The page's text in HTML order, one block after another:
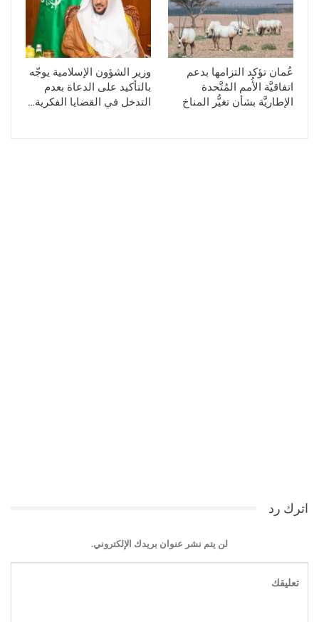
عُمان تؤكد التزامها بدعم
اتفاقيَّة الأُمم المُتَّحدة
الإطاريَّة بشأن تغيُّر المناخ
وزير الشؤون الإسلامية يوجّه
بالتأكيد على الدعاة بعدم
التدخل في القضايا الفكرية…
اترك رد
لن يتم نشر عنوان بريدك الإلكتروني.